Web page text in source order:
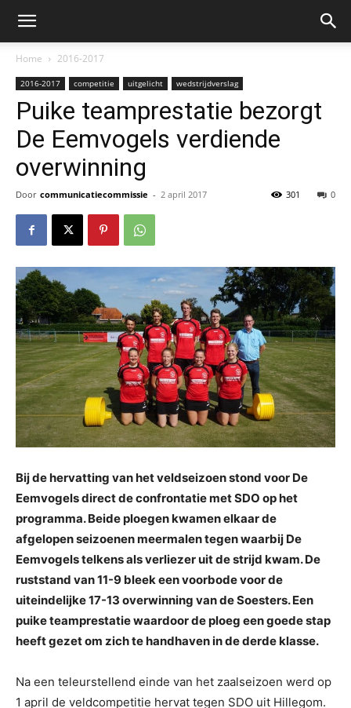
Home 2016-2017
2016-2017 competitie uitgelicht wedstrijdverslag
Puike teamprestatie bezorgt
De Eemvogels verdiende
overwinning
Door communicatiecommissie - 2 april 2017 0
301
Bij de hervatting van het veldseizoen stond voor De
Eemvogels direct de confrontatie met SDO op het
programma. Beide ploegen kwamen elkaar de
afgelopen seizoenen meermalen tegen waarbij De
Eemvogels telkens als verliezer uit de strijd kwam. De
ruststand van 11-9 bleek een voorbode voor de
uiteindelijke 17-13 overwinning van de Soesters. Een
puike teamprestatie waardoor de ploeg een goede stap
heeft gezet om zich te handhaven in de derde klasse.
Na een teleurstellend einde van het zaalseizoen werd op
1 april de veldcompetitie hervat tegen SDO uit Hillegom.